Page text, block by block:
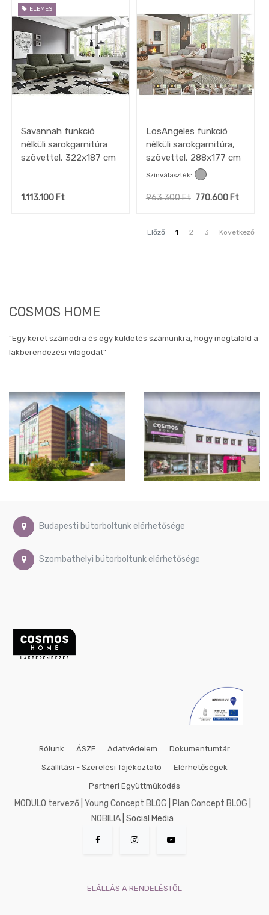
ELEMES
Savannah funkció
nélküli sarokgarnitúra
szövettel, 322x187 cm
1.113.100 Ft
LosAngeles funkció
nélküli sarokgarnitúra,
szövettel, 288x177 cm
Színválaszték
963.300Ft 770.600Ft
Előző 1 2 3 Következő
COSMOS HOME
"Egy keret számodra és egy küldetés számunkra, hogy megtaláld a
lakberendezési világodat"
Budapesti bútorboltunk elérhetősége
Szombathelyi bútorboltunk elérhetősége
Rólunk ÁSZF Adatvédelem Dokumentumtár
Szállítási - Szerelési Tájékoztató Elérhetőségek
Partneri Együttműködés
MODULO tervező| Young Concept BLOG Plan Concept BLOG
NOBILIA | Social Media
ELÁLLÁS A RENDELÉSTŐL